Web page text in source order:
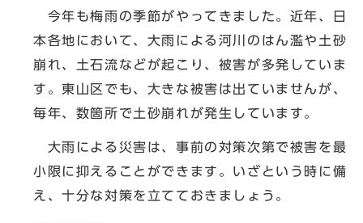
今年も梅雨の季節がやってきました。近年、日
本各地において、大雨による河川のはん濫や土砂
崩れ、土石流などが起こり、被害が多発していま
す。東山区でも、大きな被害は出ていませんが、
毎年、数箇所で土砂崩れが発生しています。
大雨による災害は、事前の対策次第で被害を最
小限に抑えることができます。いざという時に備
え、十分な対策を立てておきましょう。